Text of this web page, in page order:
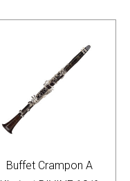
Buffet Crampon A